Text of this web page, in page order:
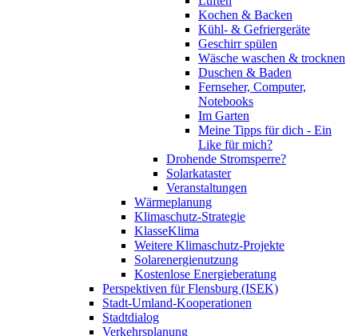
Kochen & Backen
Kühl- & Gefriergeräte
Geschirr spülen
Wäsche waschen & trocknen
Duschen & Baden
Fernseher, Computer,
Notebooks
Im Garten
Meine Tipps für dich - Ein
Like für mich?
Drohende Stromsperre?
Solarkataster
Veranstaltungen
Wärmeplanung
Klimaschutz-Strategie
KlasseKlima
Weitere Klimaschutz-Projekte
Solarenergienutzung
Kostenlose Energieberatung
Perspektiven für Flensburg (ISEK)
Stadt-Umland-Kooperationen
Stadtdialog
Verkehrsplanung